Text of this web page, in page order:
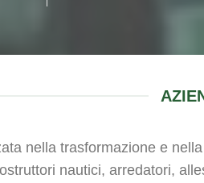
nella trasformazione e
nautici, arredatori,